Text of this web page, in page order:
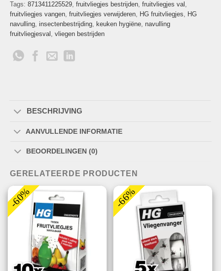
Tags: 8713411225529, fruitvliegjes bestrijden, fruitvliegjes val ,
fruitvliegjes vangen, fruitvliegjes verwijderen, HG fruitvliegjes, HG
navulling, insectenbestrijding, keuken hygiëne, navulling
fruitvliegjesval , vliegen bestrijden
BESCHRIJVING
AANVULLENDE INFORMATIE
BEOORDELINGEN (0)
GERELATEERDE PRODUCTEN
-60% -66%